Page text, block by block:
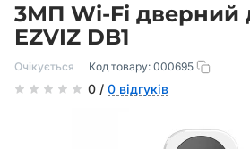
3МП Wi-Fi дверний
EZVIZ DB1
Очікується Код товару: 000695
0 / 0 відгуків